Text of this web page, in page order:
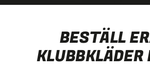
BESTÄLL
KLUBBKLÄDER